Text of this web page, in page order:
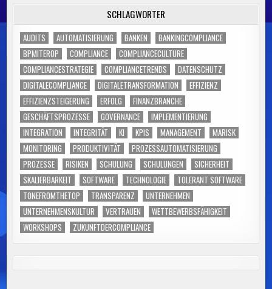
SCHLAGWÖRTER
AUDITS AUTOMATISIERUNG BANKEN
BANKINGCOMPLIANCE
BPMITEROP
COMPLIANCE
COMPLIANCECULTURE
COMPLIANCESTRATEGIE
COMPLIANCETRENDS
DATENSCHUTZ
DIGITALECOMPLIANCE
DIGITALETRANSFORMATION
EFFIZIENZ
EFFIZIENZSTEIGERUNG
ERFOLG
FINANZBRANCHE
GESCHÄFTSPROZESSE
GOVERNANCE
IMPLEMENTIERUNG
INTEGRATION
INTEGRITÄT KI KPIS MANAGEMENT
MARISK
MONITORING
PRODUKTIVITÄT
PROZESSAUTOMATISIERUNG
PROZESSE
RISIKEN SCHULUNG SCHULUNGEN
SICHERHEIT
SKALIERBARKEIT
SOFTWARE TECHNOLOGIE
TOLERANT SOFTWARE
TONEFROMTHETOP
TRANSPARENZ
UNTERNEHMEN
UNTERNEHMENSKULTUR
VERTRAUEN
WETTBEWERBSFÄHIGKEIT
WORKSHOPS
ZUKUNFTDERCOMPLIANCE